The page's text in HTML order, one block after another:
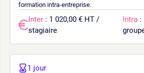
formation intra-entreprise.
Inter : 1 020,00 € HT /
stagiaire
Intra :
1 jour